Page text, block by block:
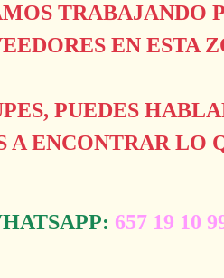
TRABAJANDO
EN ESTA
PUEDES
A ENCONTRAR LO
657 19 10